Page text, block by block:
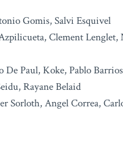
Gomis, Salvi Esquivel
Clement
Paul, Koke, Pablo
Rayane Belaid
Sorloth, Angel Correa,